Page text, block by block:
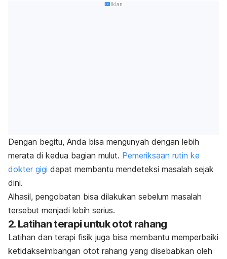
Iklan
Dengan begitu, Anda bisa mengunyah dengan lebih
merata di kedua bagian mulut. Pemeriksaan rutin ke
dokter gigi dapat membantu mendeteksi masalah sejak
dini.
Alhasil, pengobatan bisa dilakukan sebelum masalah
tersebut menjadi lebih serius.
2. Latihan terapi untuk otot rahang
Latihan dan terapi fisik juga bisa membantu memperbaiki
ketidakseimbangan otot rahang yang disebabkan oleh